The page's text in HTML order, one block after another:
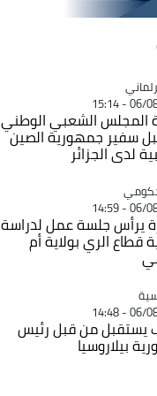
06/08/
المجلس الشعبي الوطني
سفير جمهورية الصين
لدى الجزائر
06/08/
يرأس جلسة عمل لدراسة
قطاع الري بولاية أم
06/08/
يستقبل من قبل رئيس
بيلاروسيا